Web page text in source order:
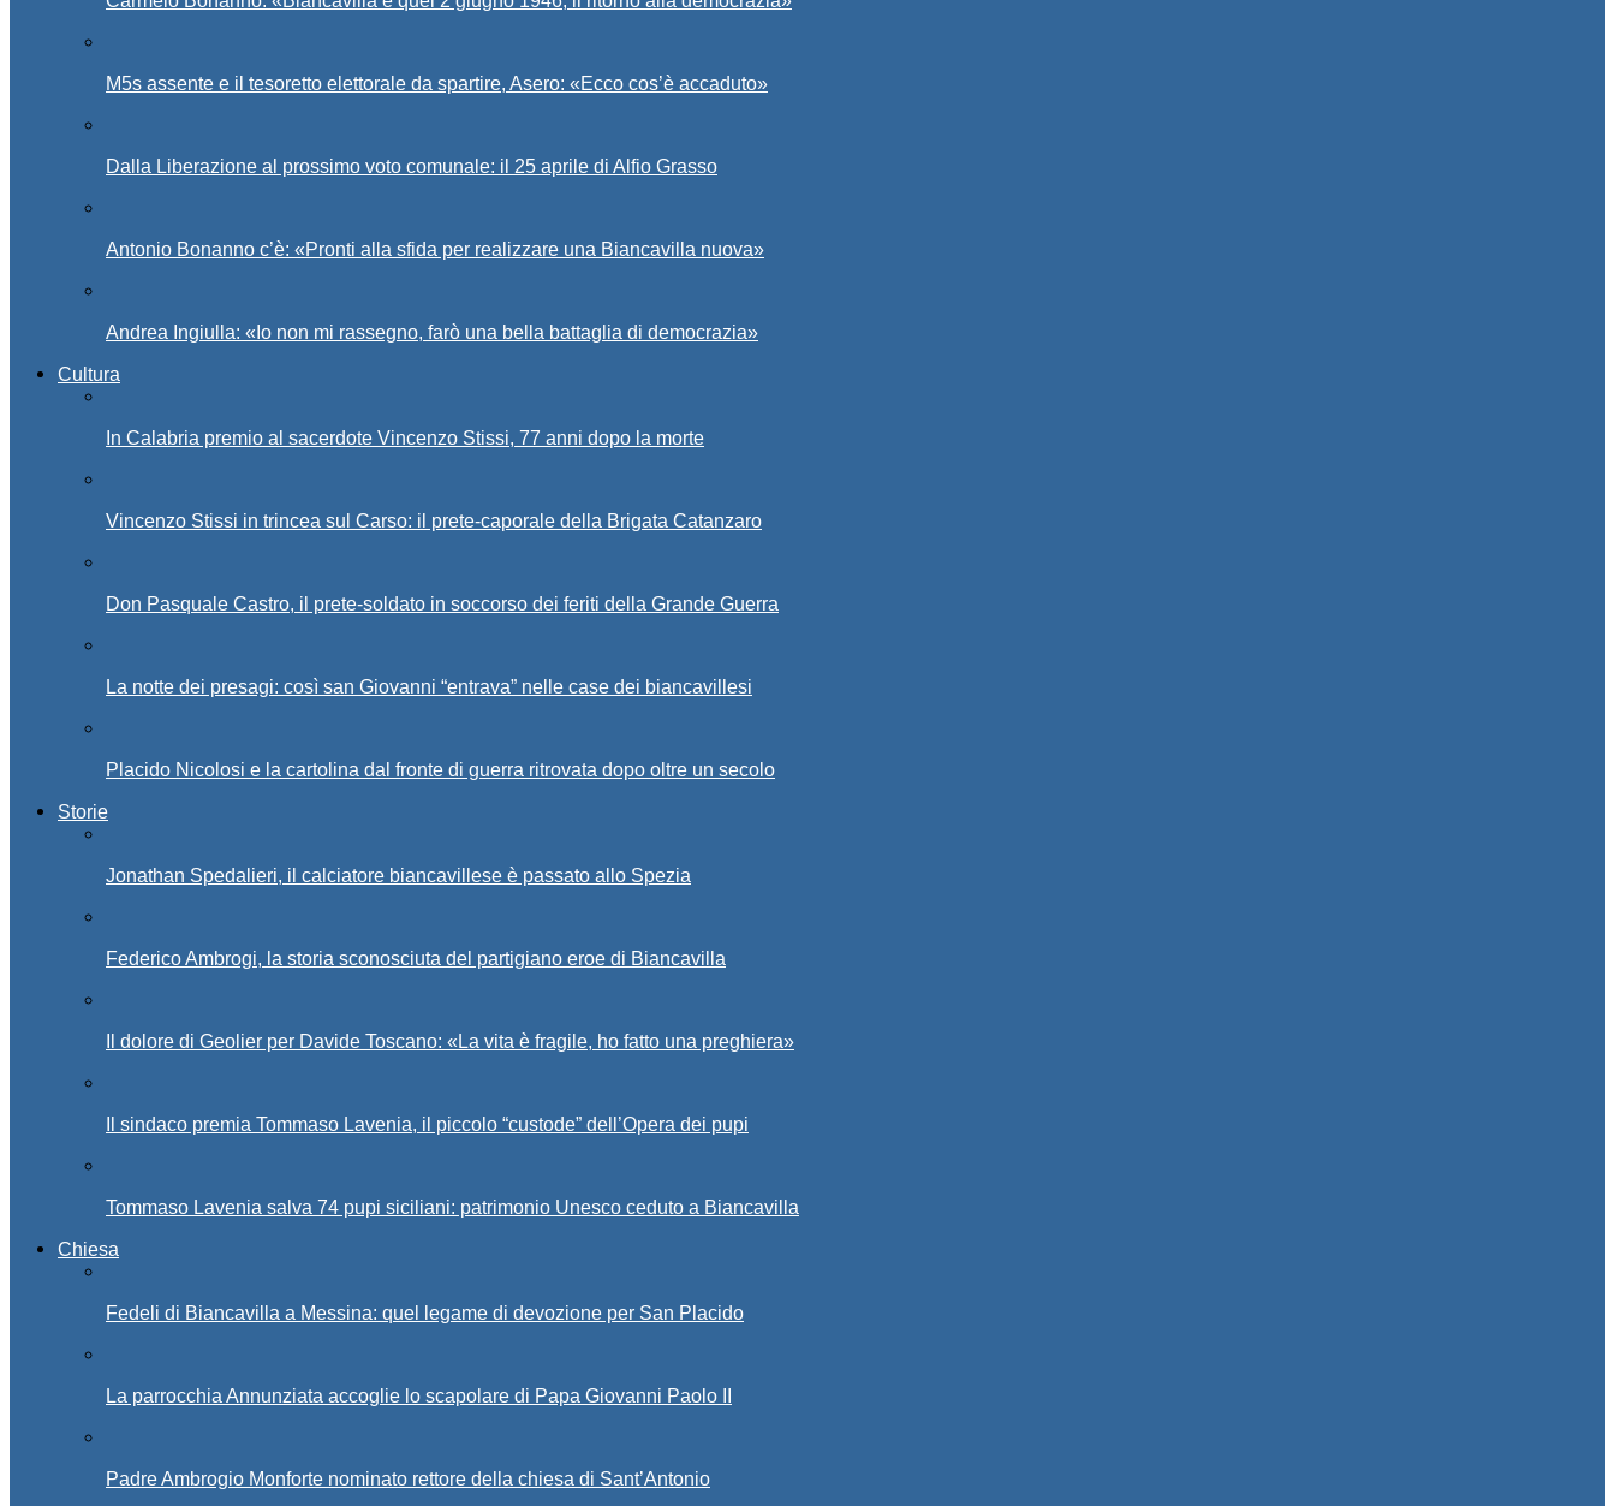
M5s assente e il tesoretto elettorale da spartire, Asero: «Ecco cos’è accaduto»
Dalla Liberazione al prossimo voto comunale: il 25 aprile di Alfio Grasso
Antonio Bonanno c’è: «Pronti alla sfida per realizzare una Biancavilla nuova»
Andrea Ingiulla: «Io non mi rassegno, farò una bella battaglia di democrazia»
Cultura
In Calabria premio al sacerdote Vincenzo Stissi, 77 anni dopo la morte
Vincenzo Stissi in trincea sul Carso: il prete-caporale della Brigata Catanzaro
Don Pasquale Castro, il prete-soldato in soccorso dei feriti della Grande Guerra
La notte dei presagi: così san Giovanni “entrava” nelle case dei biancavillesi
Placido Nicolosi e la cartolina dal fronte di guerra ritrovata dopo oltre un secolo
Storie
Jonathan Spedalieri, il calciatore biancavillese è passato allo Spezia
Federico Ambrogi, la storia sconosciuta del partigiano eroe di Biancavilla
Il dolore di Geolier per Davide Toscano: «La vita è fragile, ho fatto una preghiera»
Il sindaco premia Tommaso Lavenia, il piccolo “custode” dell’Opera dei pupi
Tommaso Lavenia salva 74 pupi siciliani: patrimonio Unesco ceduto a Biancavilla
Chiesa
Fedeli di Biancavilla a Messina: quel legame di devozione per San Placido
La parrocchia Annunziata accoglie lo scapolare di Papa Giovanni Paolo II
Padre Ambrogio Monforte nominato rettore della chiesa di Sant’Antonio